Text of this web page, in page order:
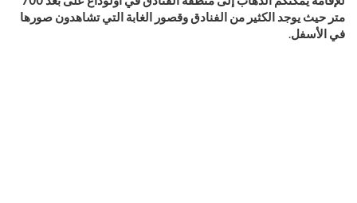
متر حيث يوجد الكثير من الفنادق وقصور الغابة التي تشاهدون صورها
في الأسفل.